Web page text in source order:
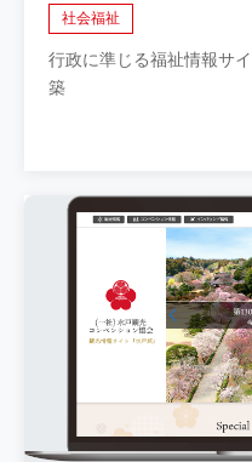
社会福祉
行政に準じる福祉情報サ
築